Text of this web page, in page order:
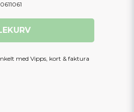
med Vipps, kort & faktura